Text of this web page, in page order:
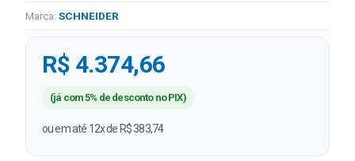
Marca: SCHNEIDER
R$ 4.374,66
(já com 5% de desconto no PIX)
ou em até 12x de R$ 383,74